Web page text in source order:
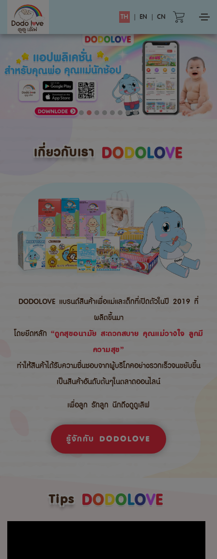
TH | EN | CN
เกี่ยวกับเรา
DODOLOVE แบรนด์สินค้าเพื่อแม่และเด็กที่เปิดตัวในปี 2019 ที่
ผลิตขึ้นมา
โดยยึดหลัก “ถูกสุขอนามัย สะดวกสบาย คุณแม่วางใจ ลูกมี
ความสุข”
ทำให้สินค้าได้รับความชื่นชอบจากผู้บริโภคอย่างรวกเร็วจนขยับขึ้น
เป็นสินค้าอันดับต้นๆในตลาดออนไลน์
เพื่อลูก รักลูก นึกถึงดูดูเลิฟ
รู้จักกับ DODOLOVE
Tips